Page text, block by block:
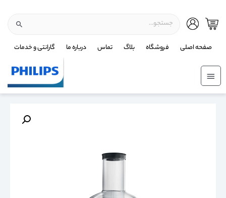
صفحه اصلی فروشگاه بلاگ تماس درباره ما گارانتی و خدمات